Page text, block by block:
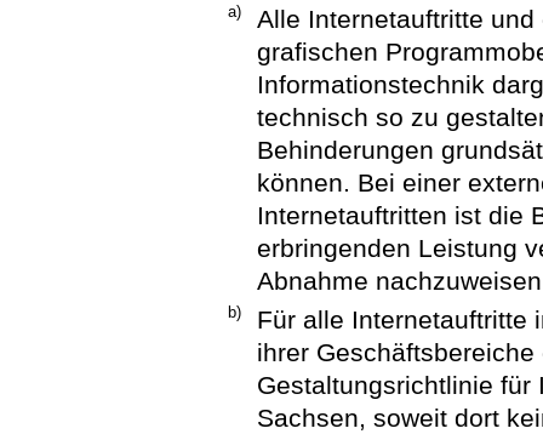
a)
Alle Internetauftritte
grafischen
Informationstechnik
technisch so zu
Behinderungen
können. Bei einer
Internetauftritten ist die
erbringenden Leistung
Abnahme
b)
Für alle Internetauftritte
ihrer
Gestaltungsrichtlinie für
Sachsen, soweit dort